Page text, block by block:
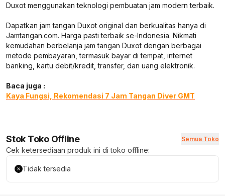
Duxot menggunakan teknologi pembuatan jam modern terbaik.
Dapatkan jam tangan Duxot original dan berkualitas hanya di
Jamtangan.com. Harga pasti terbaik se-Indonesia. Nikmati
kemudahan berbelanja jam tangan Duxot dengan berbagai
metode pembayaran, termasuk bayar di tempat, internet
banking, kartu debit/kredit, transfer, dan uang elektronik.
Baca juga :
Kaya Fungsi, Rekomendasi 7 Jam Tangan Diver GMT
Stok Toko Offline Semua Toko
Cek ketersediaan produk ini di toko offline:
Tidak tersedia